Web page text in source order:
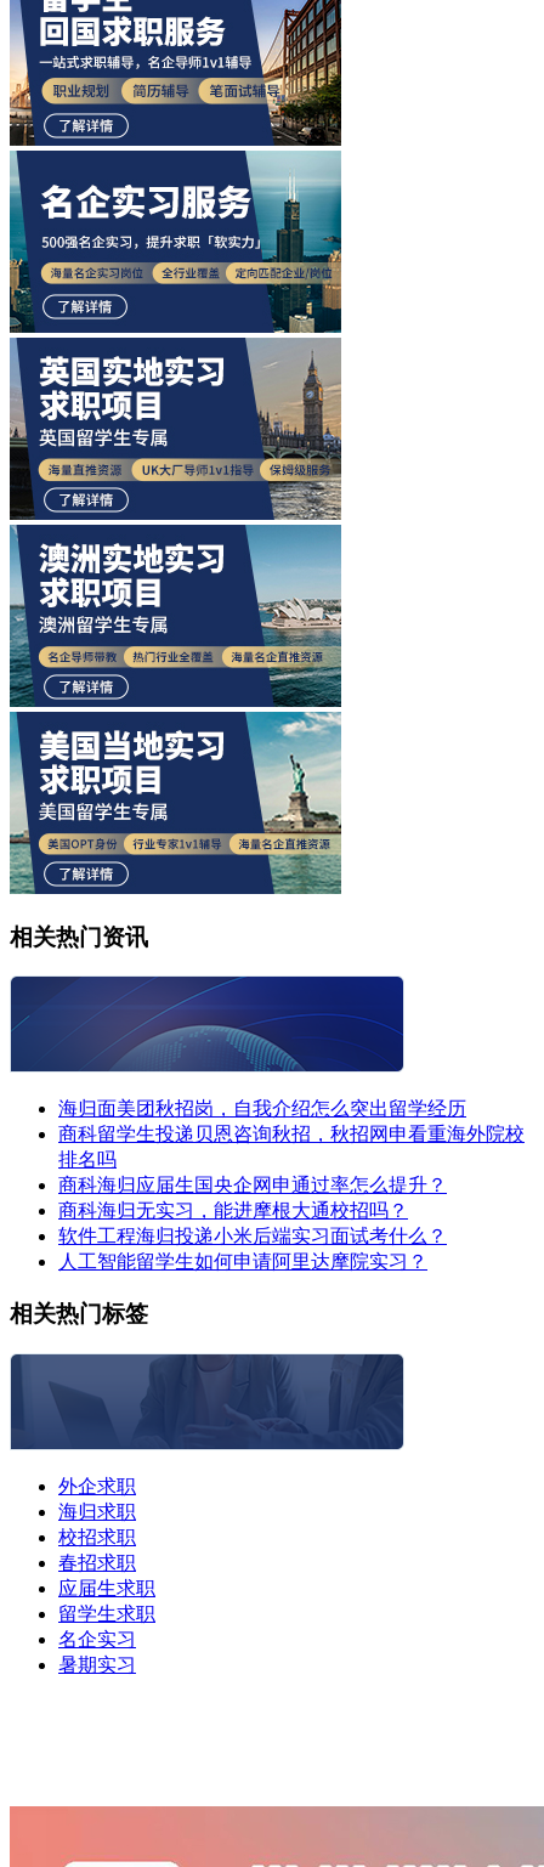
相关热门资讯
海归面美团秋招岗，自我介绍怎么突出留学经历
商科留学生投递贝恩咨询秋招，秋招网申看重海外院校
排名吗
商科海归应届生国央企网申通过率怎么提升？
商科海归无实习，能进摩根大通校招吗？
软件工程海归投递小米后端实习面试考什么？
人工智能留学生如何申请阿里达摩院实习？
相关热门标签
外企求职
海归求职
校招求职
春招求职
应届生求职
留学生求职
名企实习
暑期实习